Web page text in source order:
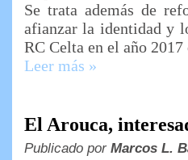
Se trata además de
afianzar la identidad y
RC Celta en el año
Leer más »
El Arouca,
Publicado por Marcos L.